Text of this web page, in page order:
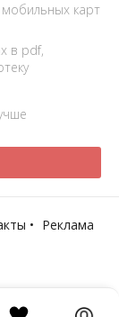
карт
в pdf,
• Реклама